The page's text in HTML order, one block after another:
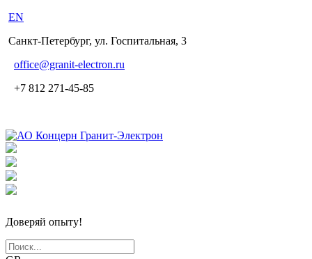
EN
Санкт-Петербург, ул. Госпитальная, 3
office@granit-electron.ru
+7 812 271-45-85
Доверяй опыту!